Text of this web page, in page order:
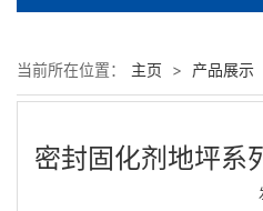
当前所在位置： 主页 > 产品展示
密封固化剂地坪系